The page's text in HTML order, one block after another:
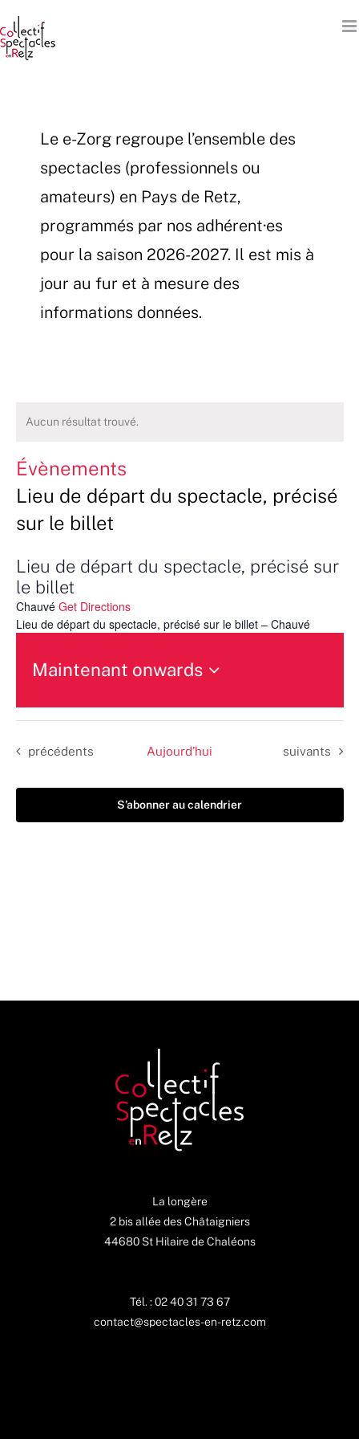
au
contenu
Le e-Zorg regroupe l’ensemble des
spectacles (professionnels ou
amateurs) en Pays de Retz,
programmés par nos adhérent·es
pour la saison 2026-2027. Il est mis à
jour au fur et à mesure des
informations données.
Aucun résultat trouvé.
Évènements
Lieu de départ du spectacle, précisé
sur le billet
Lieu de départ du spectacle, précisé sur
le billet
Chauvé Get Directions
Lieu de départ du spectacle, précisé sur le billet – Chauvé
Maintenant onwards
une
date.
Évènements
précédents Aujourd’hui Évènements
suivants
S’abonner au calendrier
La longère
2 bis allée des Châtaigniers
44680 St Hilaire de Chaléons
Tél. : 02 40 31 73 67
contact@spectacles-en-retz.com